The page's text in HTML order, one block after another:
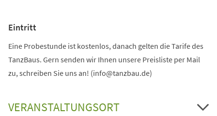
Eintritt
Eine Probestunde ist kostenlos, danach gelten die Tarife des
TanzBaus. Gern senden wir Ihnen unsere Preisliste per Mail
zu, schreiben Sie uns an! (info@tanzbau.de)
VERANSTALTUNGSORT